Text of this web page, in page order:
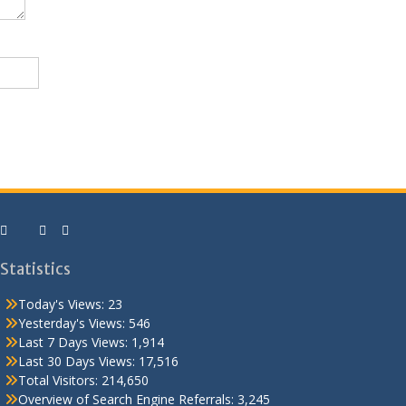
Statistics
Today's Views: 23
Yesterday's Views:546
Last 7 Days Views: 1,914
Last 30 Days Views: 17,516
Total Visitors: 214,650
Overview of Search Engine Referrals: 3,245